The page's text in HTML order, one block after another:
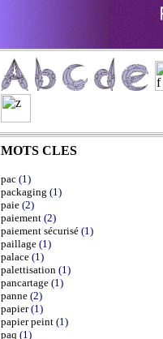
MOTS CLES
pac (1)
packaging (1)
paie (2)
paiement (2)
paiement sécurisé (1)
paillage (1)
palace (1)
palettisation (1)
pancartage (1)
panne (2)
papier(1)
papier peint (1)
paq (1)